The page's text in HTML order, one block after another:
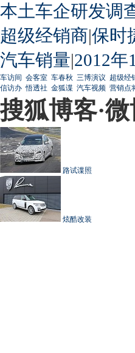
本土车企研发调
超级经销商|保时
汽车销量|2012年
车访间 会客室 车春秋 三博演议 超级经
信访办 悟透社 金狐谍 汽车视频 营销点
搜狐博客·
路试谍照
炫酷改装